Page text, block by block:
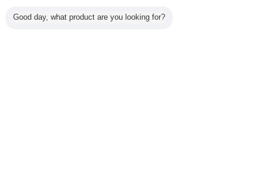
Good day, what product are you looking for?